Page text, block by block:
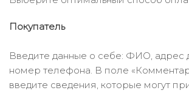
Покупатель
Введите данные о себе: ФИО, адрес
номер телефона. В поле
введите сведения, которые могут